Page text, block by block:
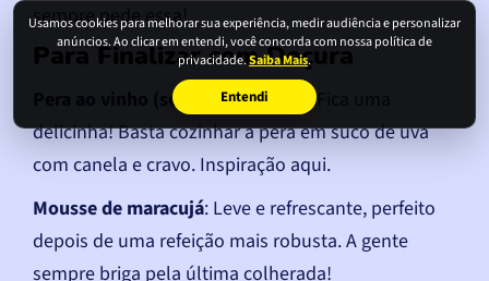
Usamos cookies para melhorar sua experiência, medir audiência e personalizar
anúncios. Ao clicar em entendi, você concorda com nossa política de
privacidade.Saiba Mais.
Entendi
sempre pede essa!
Para Finalizar com Doçura
Pera ao vinho (sem álcool, claro)
: Fica uma
delicinha! Basta cozinhar a pera em suco de uva
com canela e cravo. Inspiração aqui.
Mousse de maracujá: Leve e refrescante, perfeito
depois de uma refeição mais robusta. A gente
sempre briga pela última colherada!